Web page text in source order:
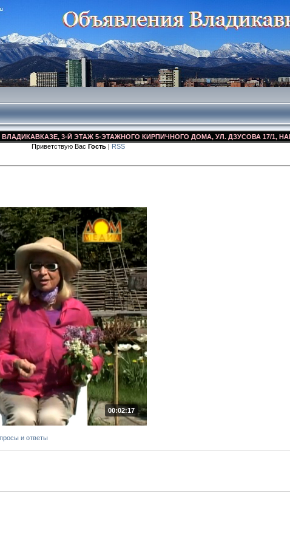
3-Й ЭТАЖ 5-ЭТАЖНОГО КИРПИЧНОГО ДОМА, УЛ. ДЗУСОВА 17/1,
Приветствую Вас Гость | RSS
00:02:17
и ответы